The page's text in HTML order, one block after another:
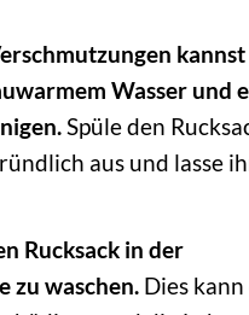
Wasser und
Spüle den
aus und lasse
Rucksack in der
zu waschen. Dies